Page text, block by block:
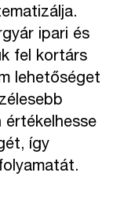
ipari és
fel kortárs
lehetőséget
értékelhesse
így